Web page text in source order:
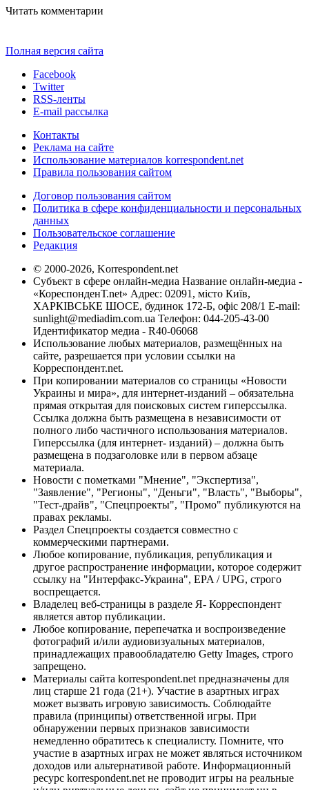
Читать комментарии
Полная версия сайта
Facebook
Twitter
RSS-ленты
E-mail рассылка
Контакты
Реклама на сайте
Использование материалов korrespondent.net
Правила пользования сайтом
Договор пользования сайтом
Политика в сфере конфиденциальности и персональных
данных
Пользовательское соглашение
Редакция
© 2000-2026, Korrespondent.net
Субъект в сфере онлайн-медиа Название онлайн-медиа -
«КореспонденТ.net» Адрес: 02091, місто Київ,
ХАРКІВСЬКЕ ШОСЕ, будинок 172-Б, офіс 208/1 E-mail:
sunlight@mediadim.com.ua Телефон: 044-205-43-00
Идентификатор медиа - R40-06068
Использование любых материалов, размещённых на
сайте, разрешается при условии ссылки на
Корреспондент.net.
При копировании материалов со страницы «Новости
Украины и мира», для интернет-изданий – обязательна
прямая открытая для поисковых систем гиперссылка.
Ссылка должна быть размещена в независимости от
полного либо частичного использования материалов.
Гиперссылка (для интернет- изданий) – должна быть
размещена в подзаголовке или в первом абзаце
материала.
Новости с пометками "Мнение", "Экспертиза",
"Заявление", "Регионы", "Деньги", "Власть", "Выборы",
"Тест-драйв", "Спецпроекты", "Промо" публикуются на
правах рекламы.
Раздел Спецпроекты создается совместно с
коммерческими партнерами.
Любое копирование, публикация, републикация и
другое распространение информации, которое содержит
ссылку на "Интерфакс-Украина", EPA / UPG, строго
воспрещается.
Владелец веб-страницы в разделе Я- Корреспондент
является автор публикации.
Любое копирование, перепечатка и воспроизведение
фотографий и/или аудиовизуальных материалов,
принадлежащих правообладателю Getty Images, строго
запрещено.
Материалы сайта korrespondent.net предназначены для
лиц старше 21 года (21+). Участие в азартных играх
может вызвать игровую зависимость. Соблюдайте
правила (принципы) ответственной игры. При
обнаружении первых признаков зависимости
немедленно обратитесь к специалисту. Помните, что
участие в азартных играх не может являться источником
доходов или альтернативой работе. Информационный
ресурс korrespondent.net не проводит игры на реальные